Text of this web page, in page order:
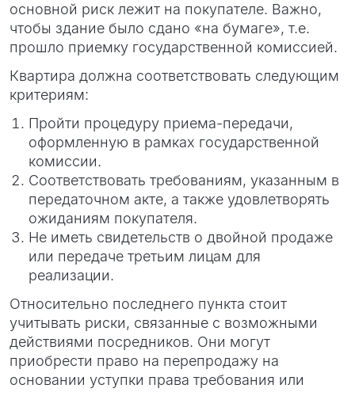
основной риск лежит на покупателе. Важно,
чтобы здание было сдано «на бумаге», т.е.
прошло приемку государственной комиссией.
Квартира должна соответствовать следующим
критериям:
Пройти процедуру приема-передачи,
оформленную в рамках государственной
комиссии.
Соответствовать требованиям, указанным в
передаточном акте, а также удовлетворять
ожиданиям покупателя.
Не иметь свидетельств о двойной продаже
или передаче третьим лицам для
реализации.
Относительно последнего пункта стоит
учитывать риски, связанные с возможными
действиями посредников. Они могут
приобрести право на перепродажу на
основании уступки права требования или